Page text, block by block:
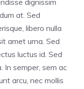
dignissim
at. Sed
libero nulla
amet urna. Sed
luctus id. Sed
In semper, sem ac
arcu, nec mollis